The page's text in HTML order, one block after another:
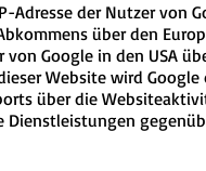
Adresse der Nutzer von
über den
Google in den USA
Website wird
über die